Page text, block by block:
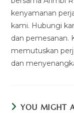
kenyamanan
kami. Hubungi
dan pemesanan.
memutuskan
dan
YOU MIGHT